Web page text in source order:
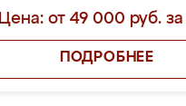
Цена: от 49 000 руб.
ПОДРОБНЕЕ